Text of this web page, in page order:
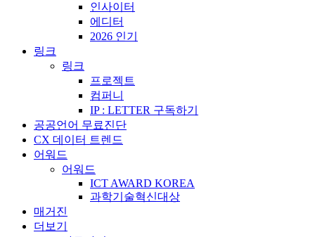
인사이터
에디터
2026 인기
링크
링크
프로젝트
컴퍼니
IP : LETTER 구독하기
공공언어 무료진단
CX 데이터 트렌드
어워드
어워드
ICT AWARD KOREA
과학기술혁신대상
매거진
더보기